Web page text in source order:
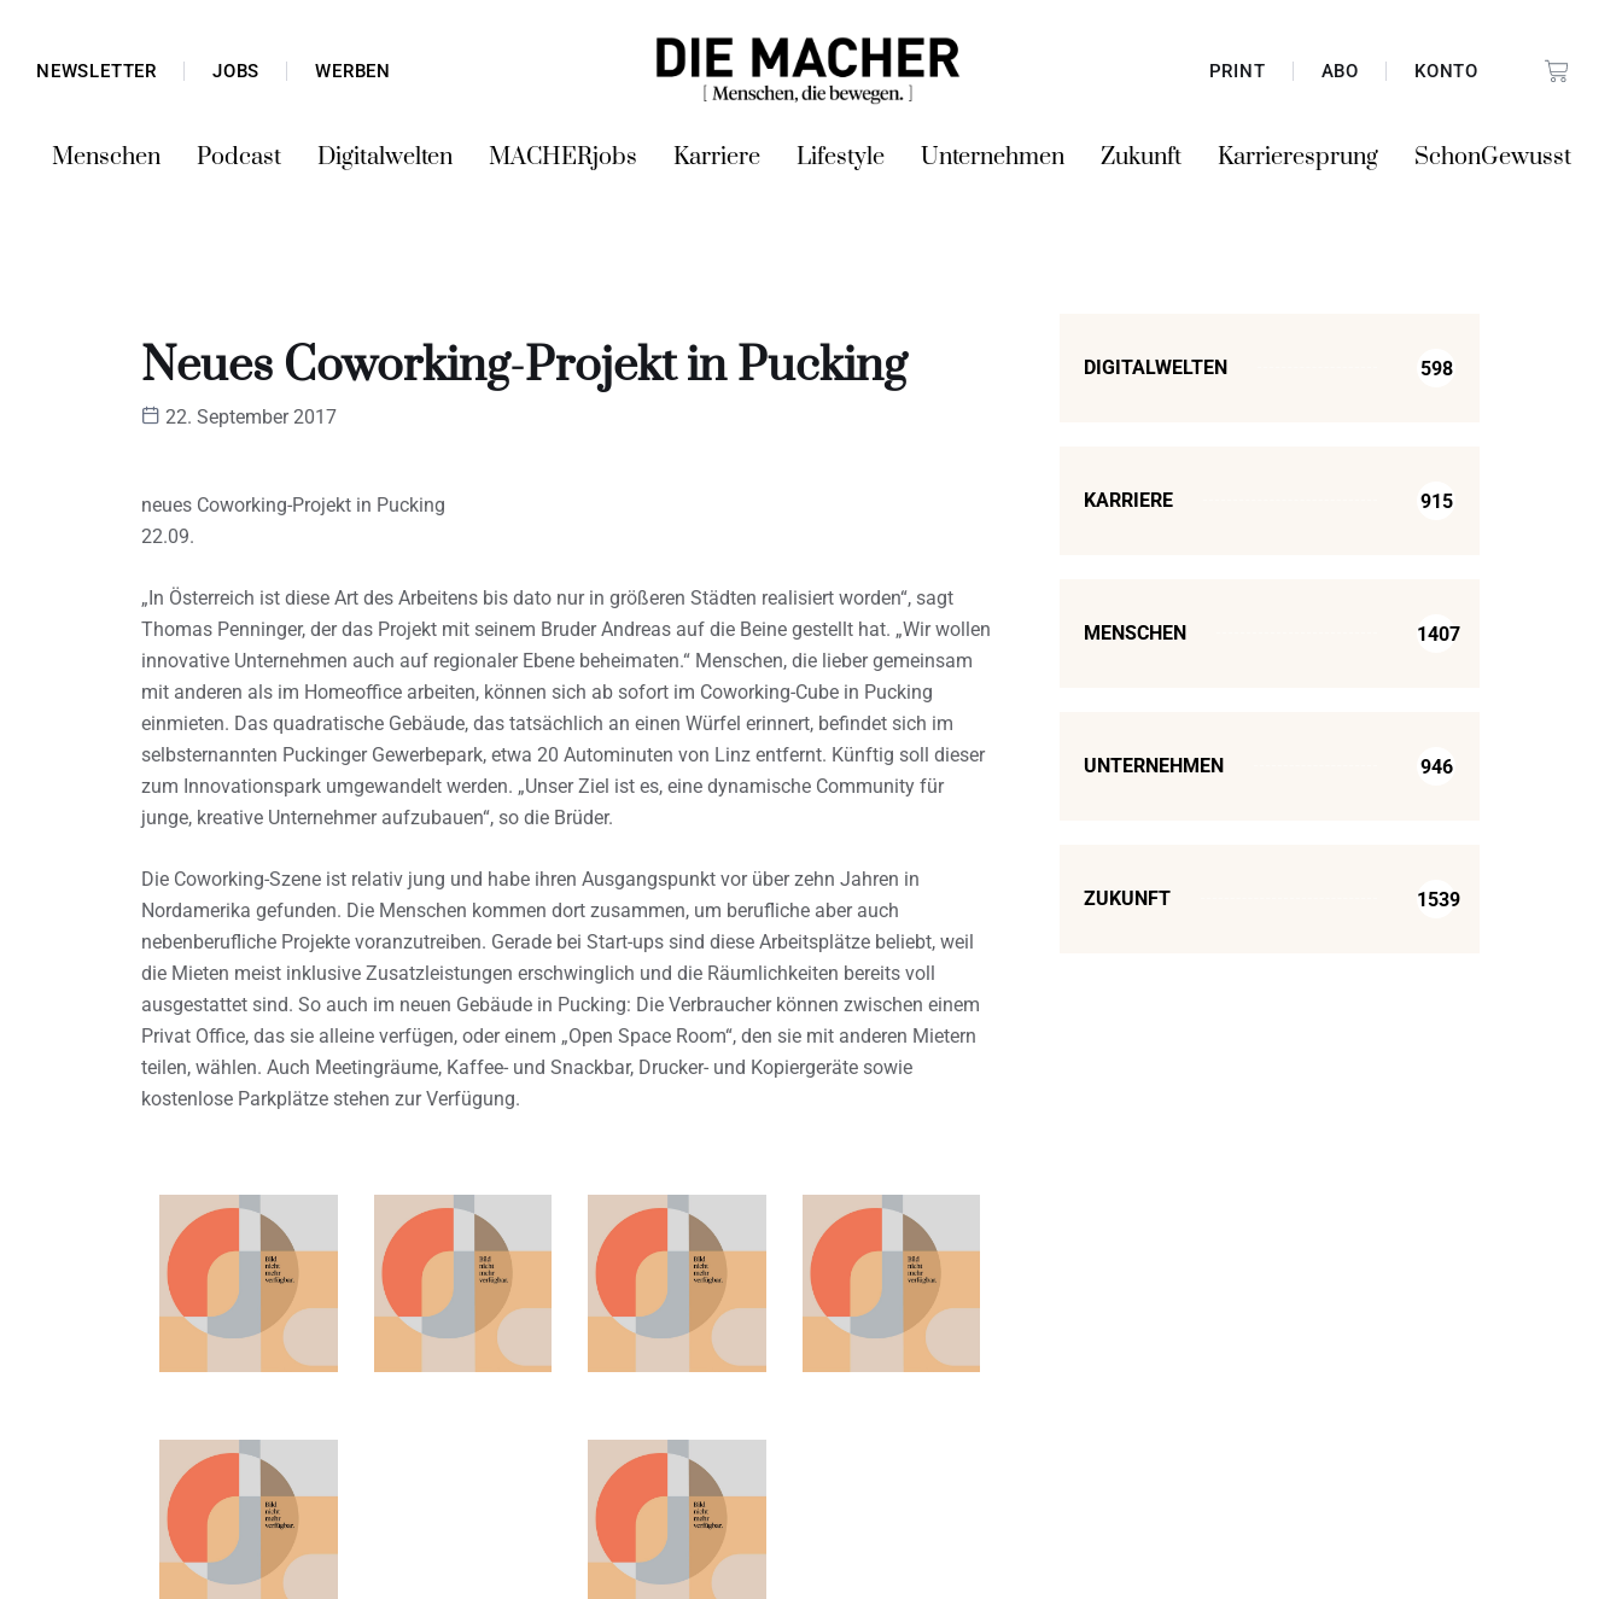
NEWSLETTER JOBS WERBEN PRINT ABO KONTO
Menschen Podcast Digitalwelten MACHERjobs Karriere Lifestyle Unternehmen Zukunft Karrieresprung SchonGewusst
Neues Coworking-Projekt in Pucking
22. September 2017
neues Coworking-Projekt in Pucking
22.09.
„In Österreich ist diese Art des Arbeitens bis dato nur in größeren Städten realisiert worden“, sagt
Thomas Penninger, der das Projekt mit seinem Bruder Andreas auf die Beine gestellt hat. „Wir wollen
innovative Unternehmen auch auf regionaler Ebene beheimaten.“ Menschen, die lieber gemeinsam
mit anderen als im Homeoffice arbeiten, können sich ab sofort im Coworking-Cube in Pucking
einmieten. Das quadratische Gebäude, das tatsächlich an einen Würfel erinnert, befindet sich im
selbsternannten Puckinger Gewerbepark, etwa 20 Autominuten von Linz entfernt. Künftig soll dieser
zum Innovationspark umgewandelt werden. „Unser Ziel ist es, eine dynamische Community für
junge, kreative Unternehmer aufzubauen“, so die Brüder.
Die Coworking-Szene ist relativ jung und habe ihren Ausgangspunkt vor über zehn Jahren in
Nordamerika gefunden. Die Menschen kommen dort zusammen, um berufliche aber auch
nebenberufliche Projekte voranzutreiben. Gerade bei Start-ups sind diese Arbeitsplätze beliebt, weil
die Mieten meist inklusive Zusatzleistungen erschwinglich und die Räumlichkeiten bereits voll
ausgestattet sind. So auch im neuen Gebäude in Pucking: Die Verbraucher können zwischen einem
Privat Office, das sie alleine verfügen, oder einem „Open Space Room“, den sie mit anderen Mietern
teilen, wählen. Auch Meetingräume, Kaffee- und Snackbar, Drucker- und Kopiergeräte sowie
kostenlose Parkplätze stehen zur Verfügung.
DIGITALWELTEN 598
KARRIERE 915
MENSCHEN 1407
UNTERNEHMEN 946
ZUKUNFT 1539